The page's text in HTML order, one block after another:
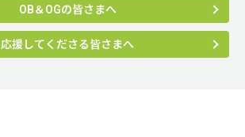
OB＆OGの皆さまへ
応援してくださる皆さまへ